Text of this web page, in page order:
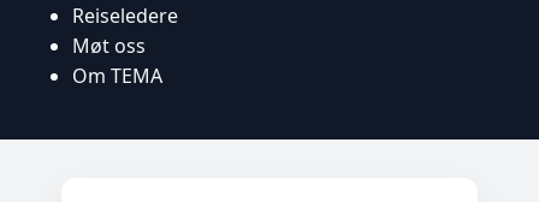
Reiseledere
Møt oss
Om TEMA